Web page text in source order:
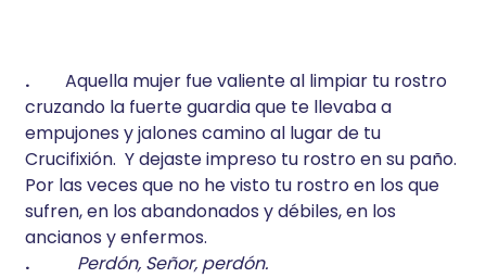
. Aquella mujer fue valiente al limpiar tu rostro
cruzando la fuerte guardia que te llevaba a
empujones y jalones camino al lugar de tu
Crucifixión. Y dejaste impreso tu rostro en su paño.
Por las veces que no he visto tu rostro en los que
sufren, en los abandonados y débiles, en los
ancianos y enfermos.
.
Perdón, Señor, perdón.